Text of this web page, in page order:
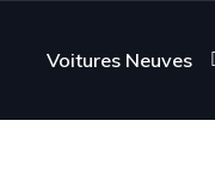
Voitures Neuves